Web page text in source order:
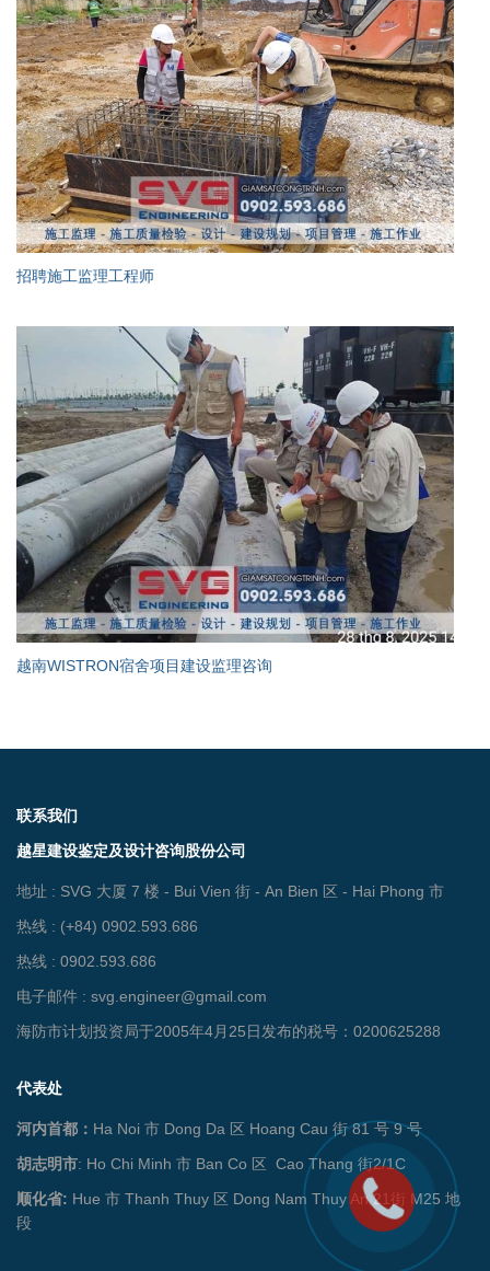
招聘施工监理工程师
越南WISTRON宿舍项目建设监理咨询
联系我们
越星建设鉴定及设计咨询股份公司
地址 : SVG 大厦 7 楼 - Bui Vien 街 - An Bien 区 - Hai Phong 市
热线 : (+84) 0902.593.686
热线 : 0902.593.686
电子邮件 : svg.engineer@gmail.com
海防市计划投资局于2005年4月25日发布的税号：0200625288
代表处
河内首都： Ha Noi 市 Dong Da 区 Hoang Cau 街 81 号 9 号
胡志明市: Ho Chi Minh 市 Ban Co 区 Cao Thang 街2/1C
顺化省: Hue 市 Thanh Thuy 区 Dong Nam Thuy An 21街 M25 地
段